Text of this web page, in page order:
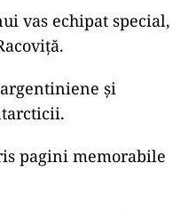
vas echipat special,
și
pagini memorabile